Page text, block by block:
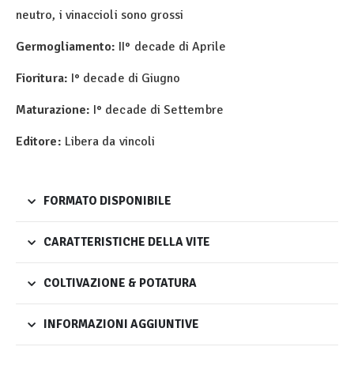
neutro, i vinaccioli sono grossi
Germogliamento: II° decade di Aprile
Fioritura: I° decade di Giugno
Maturazione: I° decade di Settembre
Editore: Libera da vincoli
FORMATO DISPONIBILE
CARATTERISTICHE DELLA VITE
COLTIVAZIONE & POTATURA
INFORMAZIONI AGGIUNTIVE